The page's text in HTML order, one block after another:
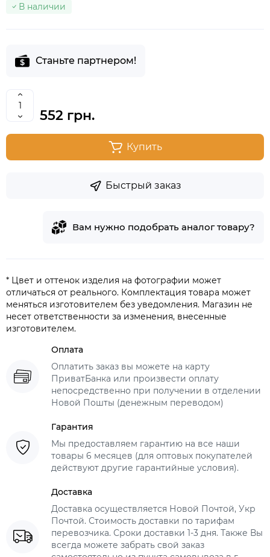
В наличии
Станьте партнером!
552 грн.
Купить
Быстрый заказ
Вам нужно подобрать аналог товару?
* Цвет и оттенок изделия на фотографии может
отличаться от реального. Комплектация товара может
меняться изготовителем без уведомления. Магазин не
несет ответственности за изменения, внесенные
изготовителем.
Оплата
Оплатить заказ вы можете на карту
ПриватБанка или произвести оплату
непосредственно при получении в отделении
Новой Пошты (денежным переводом)
Гарантия
Мы предоставляем гарантию на все наши
товары 6 месяцев (для оптовых покупателей
действуют другие гарантийные условия).
Доставка
Доставка осуществляется Новой Почтой, Укр
Почтой. Стоимость доставки по тарифам
перевозчика. Сроки доставки 1-3 дня. Также Вы
всегда можете забрать свой заказ